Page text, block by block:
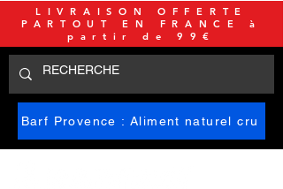
Barf Provence : Aliment naturel cru
LIVRAISON OFFERTE
PARTOUT EN FRANCE à
partir de 99€